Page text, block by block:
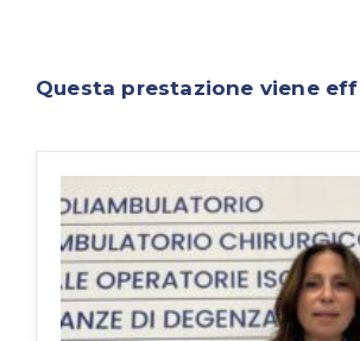
Questa prestazione viene